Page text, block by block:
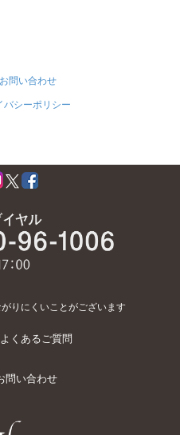
問い合わせ
バシーポリシー
りにくいことがございます
よくあるご質問
問い合わせ